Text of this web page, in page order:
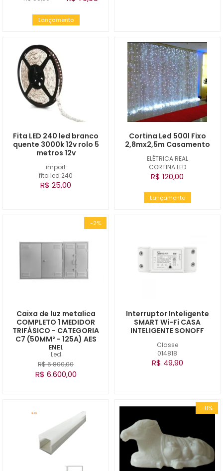
Lançamento
import
fita led 240
Fita LED 240 led branco
quente 3000k 12v rolo 5
metros 12v
R$ 25,00
ELÉTRICA REAL
CORTINA LED
Cortina Led 500l Fixo
2,8mx2,5m Casamento
R$ 120,00
Lançamento
-2%
Led
Caixa de luz metalica
COMPLETO 1 MEDIDOR
TRIFÁSICO - CATEGORIA
C7 (50MM² - 125A) AES
ENEL
R$ 6.800,00
R$ 6.600,00
Classe
014818
Interruptor Inteligente
SMART Wi-Fi CASA
INTELIGENTE SONOFF
R$ 49,90
-11%